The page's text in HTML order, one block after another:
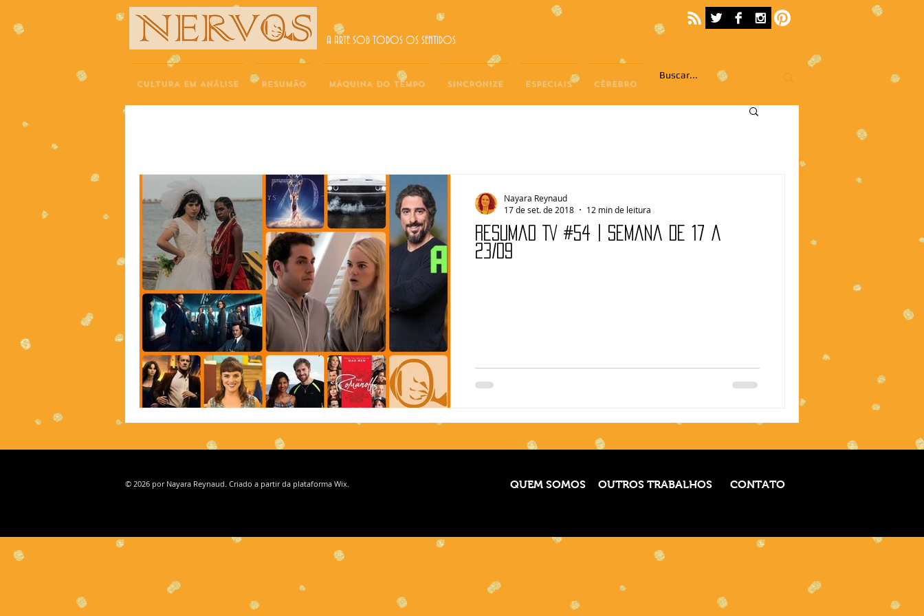
NERVOS A ARTE SOB TODOS OS SENTIDOS
CULTURA EM ANÁLISE RESUMÃO MÁQUINA DO TEMPO SINCRONIZE ESPECIAIS CÉREBRO
Resumão TV #54 | Semana de 17 a
23/09
Nayara Reynaud
17 de set. de 2018
12 min de leitura
© 2026 por Nayara Reynaud. Criado a partir da plataforma Wix. QUEM SOMOS OUTROS TRABALHOS CONTATO